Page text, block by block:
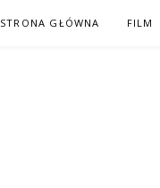
STRONA GŁÓWNA FILM